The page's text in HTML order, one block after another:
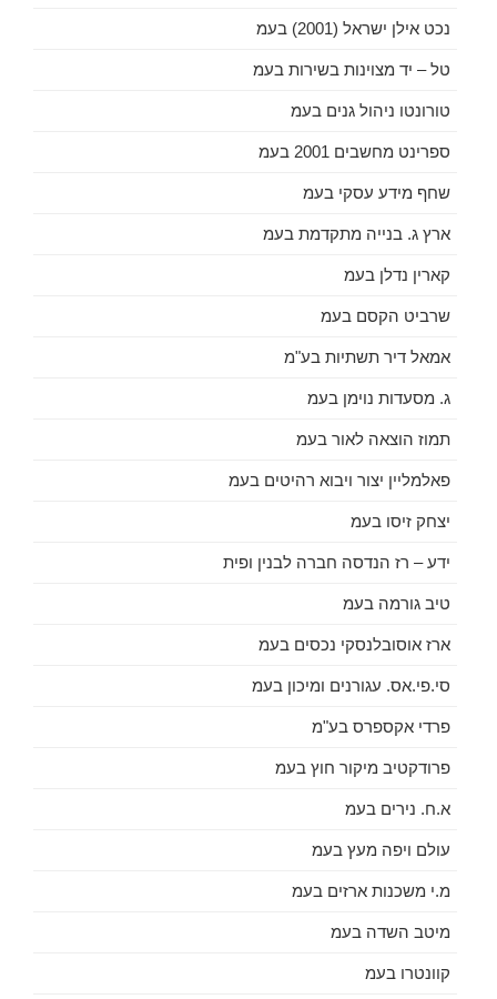
נכט אילן ישראל (2001) בעמ
טל – יד מצוינות בשירות בעמ
טורונטו ניהול גנים בעמ
ספרינט מחשבים 2001 בעמ
שחף מידע עסקי בעמ
ארץ ג. בנייה מתקדמת בעמ
קארין נדלן בעמ
שרביט הקסם בעמ
אמאל דיר תשתיות בע"מ
ג. מסעדות נוימן בעמ
תמוז הוצאה לאור בעמ
פאלמליין יצור ויבוא רהיטים בעמ
יצחק זיסו בעמ
ידע – רז הנדסה חברה לבנין ופית
טיב גורמה בעמ
ארז אוסובלנסקי נכסים בעמ
סי.פי.אס. עגורנים ומיכון בעמ
פרדי אקספרס בע"מ
פרודקטיב מיקור חוץ בעמ
א.ח. נירים בעמ
עולם ויפה מעץ בעמ
מ.י משכנות ארזים בעמ
מיטב השדה בעמ
קוונטרו בעמ